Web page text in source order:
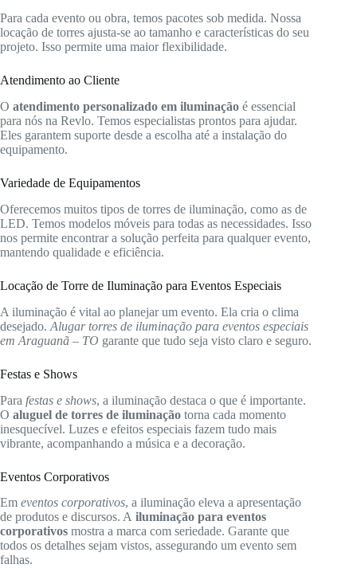
Para cada evento ou obra, temos pacotes sob medida. Nossa
locação de torres ajusta-se ao tamanho e características do seu
projeto. Isso permite uma maior flexibilidade.
Atendimento ao Cliente
O atendimento personalizado em iluminação é essencial
para nós na Revlo. Temos especialistas prontos para ajudar.
Eles garantem suporte desde a escolha até a instalação do
equipamento.
Variedade de Equipamentos
Oferecemos muitos tipos de torres de iluminação, como as de
LED. Temos modelos móveis para todas as necessidades. Isso
nos permite encontrar a solução perfeita para qualquer evento,
mantendo qualidade e eficiência.
Locação de Torre de Iluminação para Eventos Especiais
A iluminação é vital ao planejar um evento. Ela cria o clima
desejado. Alugar torres de iluminação para eventos especiais
em Araguanã – TO garante que tudo seja visto claro e seguro.
Festas e Shows
Para festas e shows, a iluminação destaca o que é importante.
O aluguel de torres de iluminação torna cada momento
inesquecível. Luzes e efeitos especiais fazem tudo mais
vibrante, acompanhando a música e a decoração.
Eventos Corporativos
Em eventos corporativos, a iluminação eleva a apresentação
de produtos e discursos. A iluminação para eventos
corporativos mostra a marca com seriedade. Garante que
todos os detalhes sejam vistos, assegurando um evento sem
falhas.